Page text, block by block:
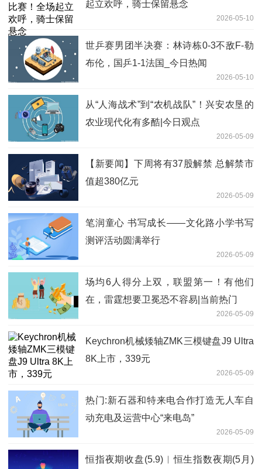
起立欢呼，骑士保留悬念
2026-05-10
世乒赛男团半决赛：林诗栋0-3不敌F-勒
布伦，国乒1-1法国_今日热闻
2026-05-10
从“人海战术”到“农机战队”！兴安农垦的
农业现代化有多酷|今日观点
2026-05-09
【新要闻】下周将有37股解禁 总解禁市
值超380亿元
2026-05-09
笔润童心 书写成长——文化路小学书写
测评活动圆满举行
2026-05-09
场均6人得分上双，联盟第一！有他们
在，雷霆想要卫冕恐不容易|当前热门
2026-05-09
Keychron机械矮轴ZMK三模键盘J9 Ultra
8K上市，339元
2026-05-09
热门:新石器和特来电合作打造无人车自
动充电及运营中心“来电岛”
2026-05-09
恒指夜期收盘(5.9)︱恒生指数夜期(5月)